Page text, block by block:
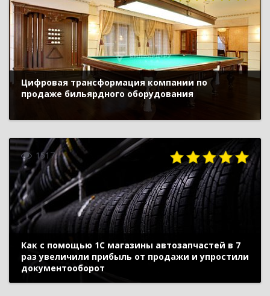
Цифровая трансформация компании по
продаже бильярдного оборудования
1517
Как с помощью 1С магазины автозапчастей в 7
раз увеличили прибыль от продажи и упростили
документооборот